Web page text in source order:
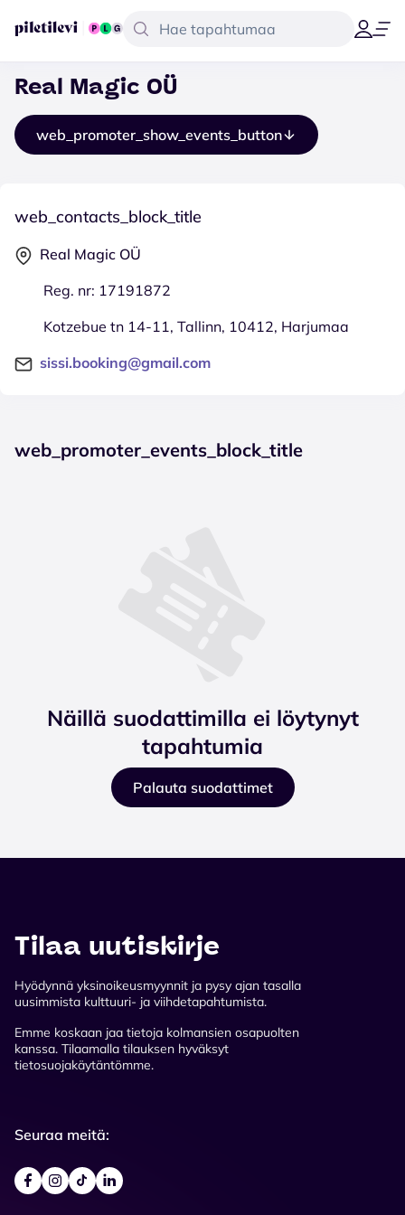
Real Magic OÜ
web_promoter_show_events_button
web_contacts_block_title
Real Magic OÜ
Reg. nr: 17191872
Kotzebue tn 14-11, Tallinn, 10412, Harjumaa
sissi.booking@gmail.com
web_promoter_events_block_title
Näillä suodattimilla ei löytynyt
tapahtumia
Palauta suodattimet
Tilaa uutiskirje
Hyödynnä yksinoikeusmyynnit ja pysy ajan tasalla
uusimmista kulttuuri- ja viihdetapahtumista.
Emme koskaan jaa tietoja kolmansien osapuolten
kanssa. Tilaamalla tilauksen hyväksyt
tietosuojakäytäntömme.
Seuraa meitä: